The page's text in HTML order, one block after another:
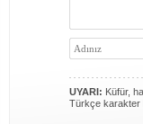
UYARI: Küfür,
Türkçe karakter